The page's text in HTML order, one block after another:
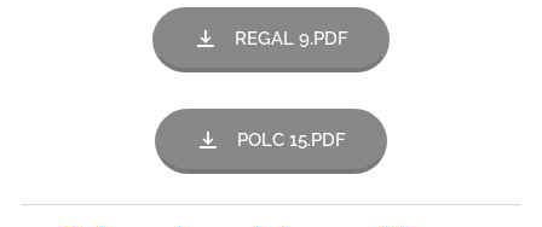
REGAL 9.PDF
POLC 15.PDF